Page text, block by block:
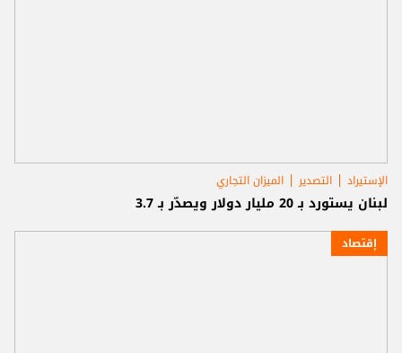
الإستيراد التصدير الميزان التجاري
لبنان يستورد بـ 20 مليار دولار ويصدّر بـ 3.7
إقتصاد